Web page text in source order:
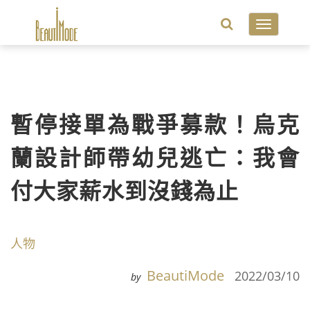
Toggle
暫停接單為戰爭募款！烏克
蘭設計師帶幼兒逃亡：我會
付大家薪水到沒錢為止
人物
by BeautiMode 2022/03/10